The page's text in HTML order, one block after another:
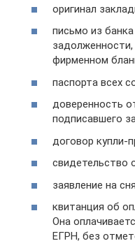
оригинал
письмо из
фирменном
паспорта всех
доверенность
подписавшего
договор купли-
свидетельство
заявление на
квитанция об
Она
ЕГРН, без